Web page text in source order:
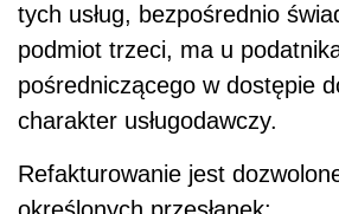
tych usług, bezpośrednio
podmiot trzeci, ma u
pośredniczącego w dostępie
charakter usługodawczy.
Refakturowanie jest